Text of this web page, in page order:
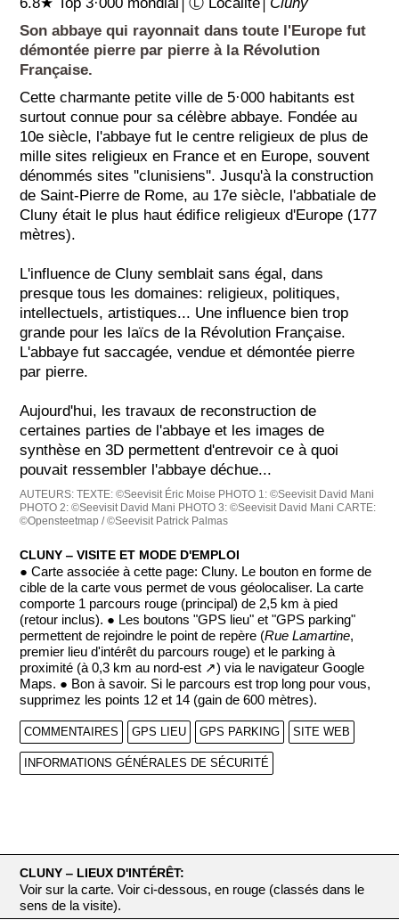
Son abbaye qui rayonnait dans toute l'Europe fut
démontée pierre par pierre à la Révolution
Française.
Cette charmante petite ville de 5·000 habitants est
surtout connue pour sa célèbre abbaye. Fondée au
10e siècle, l'abbaye fut le centre religieux de plus de
mille sites religieux en France et en Europe, souvent
dénommés sites ''clunisiens''. Jusqu'à la construction
de Saint-Pierre de Rome, au 17e siècle, l'abbatiale de
Cluny était le plus haut édifice religieux d'Europe (177
mètres).
L'influence de Cluny semblait sans égal, dans
presque tous les domaines: religieux, politiques,
intellectuels, artistiques... Une influence bien trop
grande pour les laïcs de la Révolution Française.
L'abbaye fut saccagée, vendue et démontée pierre
par pierre.
Aujourd'hui, les travaux de reconstruction de
certaines parties de l'abbaye et les images de
synthèse en 3D permettent d'entrevoir ce à quoi
pouvait ressembler l'abbaye déchue...
AUTEURS:TEXTE: ©Seevisit Éric Moise PHOTO 1: ©Seevisit David Mani
PHOTO 2: ©Seevisit David Mani PHOTO 3: ©Seevisit David Mani CARTE:
©Opensteetmap / ©Seevisit Patrick Palmas
CLUNY ‒ VISITE ET MODE D'EMPLOI
● Carte associée à cette page: Cluny. Le bouton en forme de
cible de la carte vous permet de vous géolocaliser. La carte
comporte 1 parcours rouge (principal) de 2,5 km à pied
(retour inclus). ● Les boutons "GPS lieu" et "GPS parking"
permettent de rejoindre le point de repère (Rue Lamartine,
premier lieu d'intérêt du parcours rouge) et le parking à
proximité (à 0,3 km au nord-est ↗) via le navigateur Google
Maps. ● Bon à savoir. Si le parcours est trop long pour vous,
supprimez les points 12 et 14 (gain de 600 mètres).
COMMENTAIRES GPS LIEU GPS PARKING SITE WEB
INFORMATIONS GÉNÉRALES DE SÉCURITÉ
CLUNY ‒ LIEUX D'INTÉRÊT:
Voir sur la carte. Voir ci-dessous, en rouge (classés dans le
sens de la visite).